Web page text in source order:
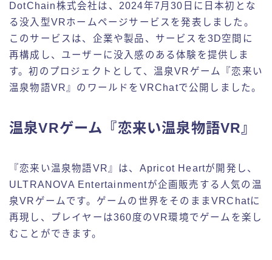
DotChain株式会社は、2024年7月30日に日本初とな
る没入型VRホームページサービスを発表しました。
このサービスは、企業や製品、サービスを3D空間に
再構成し、ユーザーに没入感のある体験を提供しま
す。初のプロジェクトとして、温泉VRゲーム『恋来い
温泉物語VR』のワールドをVRChatで公開しました。
温泉VRゲーム『恋来い温泉物語VR』
『恋来い温泉物語VR』は、Apricot Heartが開発し、
ULTRANOVA Entertainmentが企画販売する人気の温
泉VRゲームです。ゲームの世界をそのままVRChatに
再現し、プレイヤーは360度のVR環境でゲームを楽し
むことができます。